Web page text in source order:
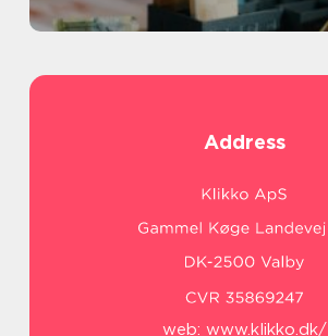
Address
web: www.klikko.dk/